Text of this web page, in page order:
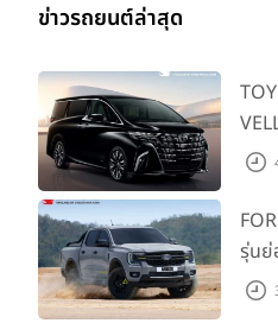
ข่าวรถยนต์ล่าสุด
พร้
รุ่นย่
เต็